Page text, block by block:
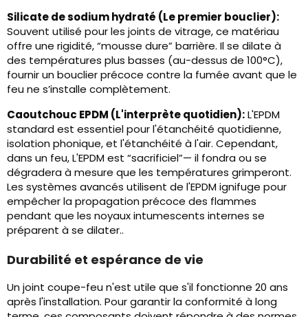
Silicate de sodium hydraté (Le premier bouclier):
Souvent utilisé pour les joints de vitrage, ce matériau
offre une rigidité, “mousse dure” barrière. Il se dilate à
des températures plus basses (au-dessus de 100°C),
fournir un bouclier précoce contre la fumée avant que le
feu ne s’installe complètement.
Caoutchouc EPDM (L'interprète quotidien):L'EPDM
standard est essentiel pour l'étanchéité quotidienne,
isolation phonique, et l'étanchéité à l'air. Cependant,
dans un feu, L'EPDM est “sacrificiel”— il fondra ou se
dégradera à mesure que les températures grimperont.
Les systèmes avancés utilisent de l'EPDM ignifuge pour
empêcher la propagation précoce des flammes
pendant que les noyaux intumescents internes se
préparent à se dilater..
Durabilité et espérance de vie
Un joint coupe-feu n'est utile que s'il fonctionne 20 ans
après l'installation. Pour garantir la conformité à long